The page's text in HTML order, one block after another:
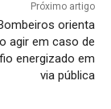
Próximo artigo
orienta
agir em caso de
energizado em
via pública